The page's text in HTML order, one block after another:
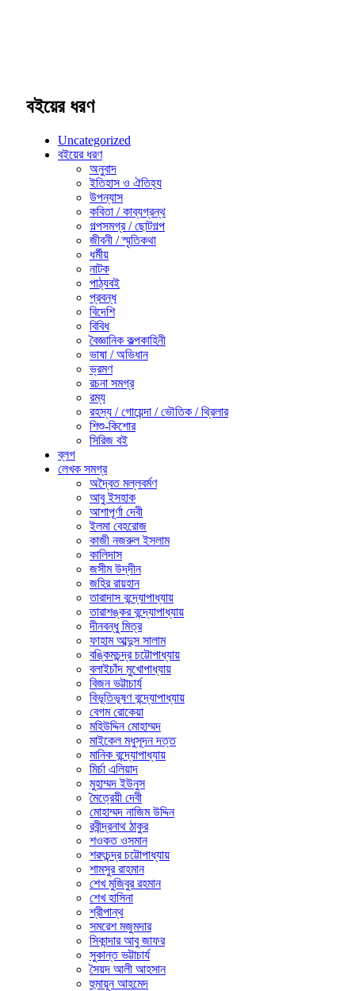
বইয়ের ধরণ
Uncategorized
বইয়ের ধরণ
অনুবাদ
ইতিহাস ও ঐতিহ্য
উপন্যাস
কবিতা / কাব্যগ্রন্থ
গল্পসমগ্র / ছোটগল্প
জীবনী / স্মৃতিকথা
ধর্মীয়
নাটক
পাঠ্যবই
প্রবন্ধ
বিদেশি
বিবিধ
বৈজ্ঞানিক কল্পকাহিনী
ভাষা / অভিধান
ভ্রমণ
রচনা সমগ্র
রম্য
রহস্য / গোয়েন্দা / ভৌতিক / থ্রিলার
শিশু-কিশোর
সিরিজ বই
ব্লগ
লেখক সমগ্র
অদ্বৈত মল্লবর্মণ
আবু ইসহাক
আশাপূর্ণা দেবী
ইলমা বেহরোজ
কাজী নজরুল ইসলাম
কালিদাস
জসীম উদ্‌দীন
জহির রায়হান
তারাদাস বন্দ্যোপাধ্যায়
তারাশঙ্কর বন্দ্যোপাধ্যায়
দীনবন্ধু মিত্র
ফাহাম আব্দুস সালাম
বঙ্কিমচন্দ্র চট্টোপাধ্যায়
বলাইচাঁদ মুখোপাধ্যায়
বিজন ভট্টাচার্য
বিভূতিভূষণ বন্দ্যোপাধ্যায়
বেগম রোকেয়া
মহিউদ্দিন মোহাম্মদ
মাইকেল মধুসূদন দত্ত
মানিক বন্দ্যোপাধ্যায়
মির্চা এলিয়াদ
মুহাম্মদ ইউনুস
মৈত্রেয়ী দেবী
মোহাম্মদ নাজিম উদ্দিন
রবীন্দ্রনাথ ঠাকুর
শওকত ওসমান
শরৎচন্দ্র চট্টোপাধ্যায়
শামসুর রাহমান
শেখ মুজিবুর রহমান
শেখ হাসিনা
শ্রীপান্থ
সমরেশ মজুমদার
সিকান্দার আবু জাফর
সুকান্ত ভট্টাচার্য
সৈয়দ আলী আহসান
হুমায়ূন আহমেদ